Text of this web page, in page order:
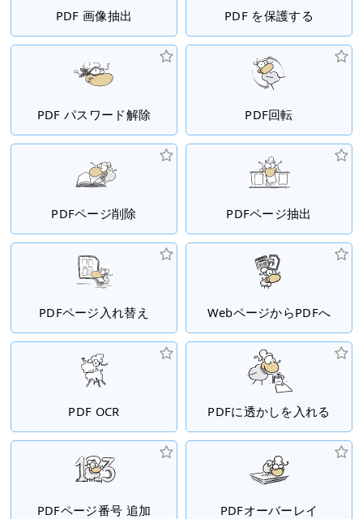
PDF 画像抽出 PDF を保護する
PDF パスワード解除 PDF回転
PDFページ削除 PDFページ抽出
PDFページ入れ替え WebページからPDFへ
PDF OCR PDFに透かしを入れる
PDFページ番号 追加 PDFオーバーレイ